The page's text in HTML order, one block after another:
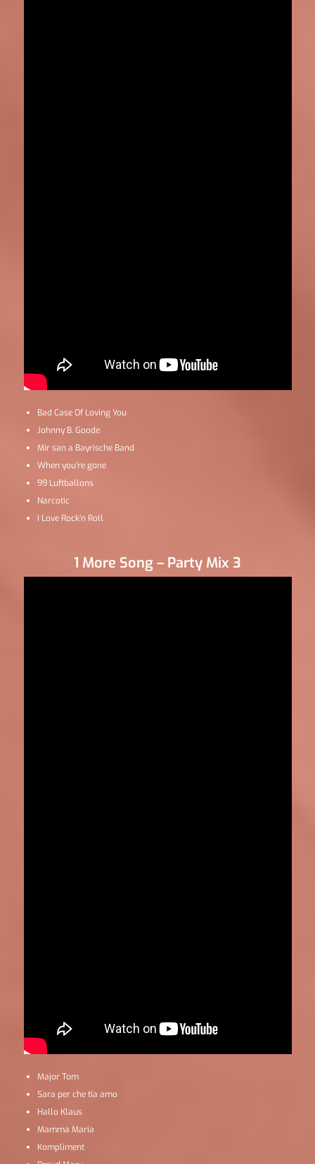
Bad Case Of Loving You
Johnny B. Goode
Mir san a Bayrische Band
When you’re gone
99 Luftballons
Narcotic
I Love Rock’n Roll
1 More Song – Party Mix 3
Major Tom
Sara per che tia amo
Hallo Klaus
Mamma Maria
Kompliment